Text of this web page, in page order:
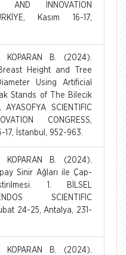
AND INNOVATION
Kasım 16-17,
KOPARAN B. (2024).
Height and Tree
Using Artificial
Stands of The Bilecik
SCIENTIFIC
CONGRESS,
17, İstanbul, 952-963.
KOPARAN B. (2024).
Sinir Ağları ile Çap-
1. BİLSEL
SCIENTIFIC
24-25, Antalya, 231-
KOPARAN B. (2024).